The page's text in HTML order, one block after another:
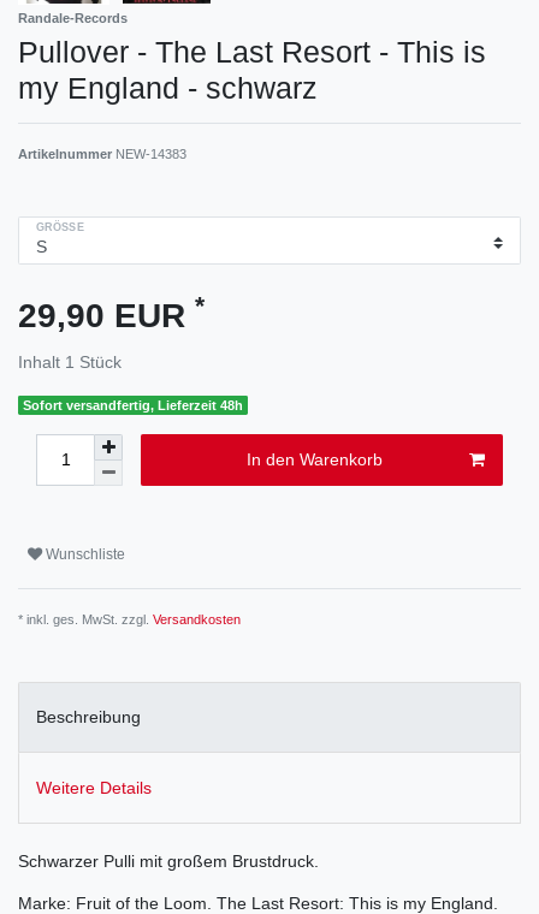
Randale-Records
Pullover - The Last Resort - This is
my England - schwarz
Artikelnummer NEW-14383
GRÖSSE
29,90 EUR *
Inhalt 1 Stück
Sofort versandfertig, Lieferzeit 48h
In den Warenkorb
Wunschliste
* inkl. ges. MwSt. zzgl. Versandkosten
Beschreibung
Weitere Details
Schwarzer Pulli mit großem Brustdruck.
Marke: Fruit of the Loom. The Last Resort: This is my England.